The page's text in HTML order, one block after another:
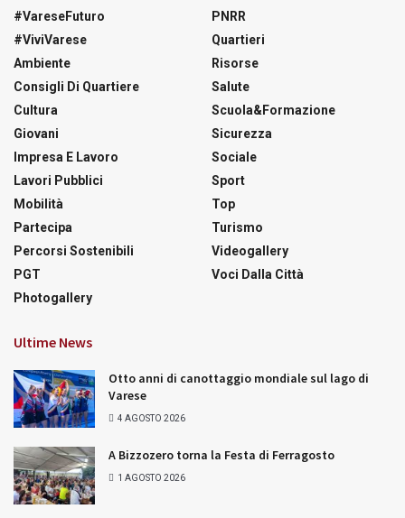
#VareseFuturo
#ViviVarese
Ambiente
Consigli Di Quartiere
Cultura
Giovani
Impresa E Lavoro
Lavori Pubblici
Mobilità
Partecipa
Percorsi Sostenibili
PGT
Photogallery
PNRR
Quartieri
Risorse
Salute
Scuola&Formazione
Sicurezza
Sociale
Sport
Top
Turismo
Videogallery
Voci Dalla Città
Ultime News
Otto anni di canottaggio mondiale sul lago di
Varese
4 AGOSTO 2026
A Bizzozero torna la Festa di Ferragosto
1 AGOSTO 2026